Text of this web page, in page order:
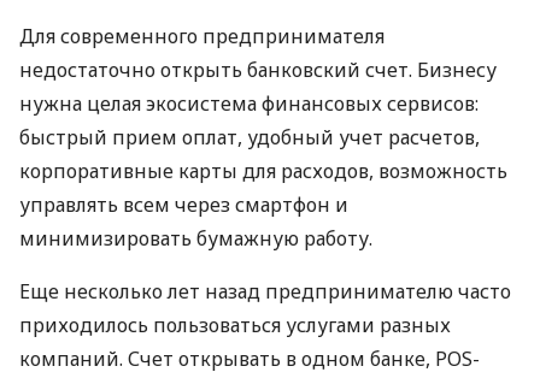
Для современного предпринимателя
недостаточно открыть банковский счет. Бизнесу
нужна целая экосистема финансовых сервисов:
быстрый прием оплат, удобный учет расчетов,
корпоративные карты для расходов, возможность
управлять всем через смартфон и
минимизировать бумажную работу.
Еще несколько лет назад предпринимателю часто
приходилось пользоваться услугами разных
компаний. Счет открывать в одном банке, POS-